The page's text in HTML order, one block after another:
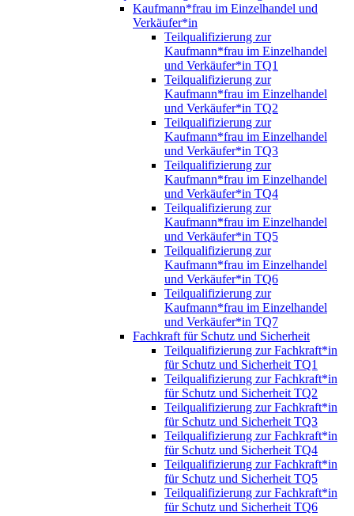
Kaufmann*frau im Einzelhandel und
Verkäufer*in
Teilqualifizierung zur
Kaufmann*frau im Einzelhandel
und Verkäufer*in TQ1
Teilqualifizierung zur
Kaufmann*frau im Einzelhandel
und Verkäufer*in TQ2
Teilqualifizierung zur
Kaufmann*frau im Einzelhandel
und Verkäufer*in TQ3
Teilqualifizierung zur
Kaufmann*frau im Einzelhandel
und Verkäufer*in TQ4
Teilqualifizierung zur
Kaufmann*frau im Einzelhandel
und Verkäufer*in TQ5
Teilqualifizierung zur
Kaufmann*frau im Einzelhandel
und Verkäufer*in TQ6
Teilqualifizierung zur
Kaufmann*frau im Einzelhandel
und Verkäufer*in TQ7
Fachkraft für Schutz und Sicherheit
Teilqualifizierung zur Fachkraft*in
für Schutz und Sicherheit TQ1
Teilqualifizierung zur Fachkraft*in
für Schutz und Sicherheit TQ2
Teilqualifizierung zur Fachkraft*in
für Schutz und Sicherheit TQ3
Teilqualifizierung zur Fachkraft*in
für Schutz und Sicherheit TQ4
Teilqualifizierung zur Fachkraft*in
für Schutz und Sicherheit TQ5
Teilqualifizierung zur Fachkraft*in
für Schutz und Sicherheit TQ6